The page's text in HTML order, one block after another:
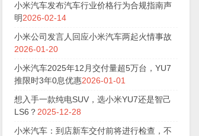
小米汽车发布汽车行业价格行为合规指南声
明2026-02-14
小米公司发言人回应小米汽车两起火情事故
2026-01-20
小米汽车2025年12月交付量超5万台，YU7
推限时3年0息优惠2026-01-01
想入手一款纯电SUV，选小米YU7还是智己
LS6？ 2025-12-28
小米汽车：到店新车交付前将进行检查，不